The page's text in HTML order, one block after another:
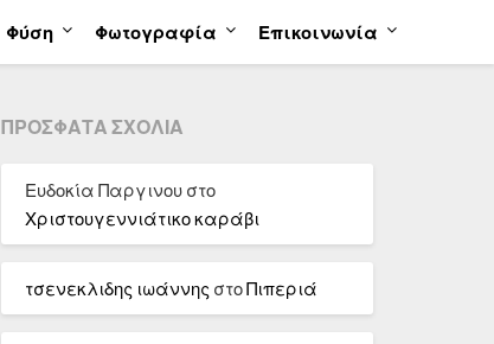
Φύση Φωτογραφία Επικοινωνία
ΠΡΌΣΦΑΤΑ ΣΧΌΛΙΑ
Ευδοκία Παργινουστο
Χριστουγεννιάτικο καράβι
τσενεκλιδης ιωάννης στοΠιπεριά